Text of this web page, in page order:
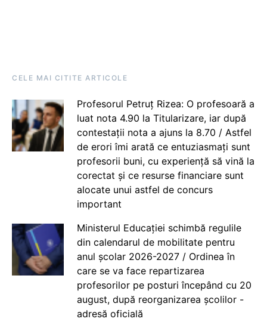
CELE MAI CITITE ARTICOLE
Profesorul Petruț Rizea: O profesoară a
luat nota 4.90 la Titularizare, iar după
contestații nota a ajuns la 8.70 / Astfel
de erori îmi arată ce entuziasmați sunt
profesorii buni, cu experiență să vină la
corectat și ce resurse financiare sunt
alocate unui astfel de concurs
important
Ministerul Educației schimbă regulile
din calendarul de mobilitate pentru
anul școlar 2026-2027 / Ordinea în
care se va face repartizarea
profesorilor pe posturi începând cu 20
august, după reorganizarea școlilor -
adresă oficială